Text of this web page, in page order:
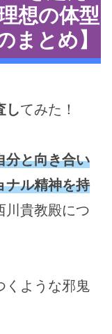
想の体型
まとめ】
してみた！
分と向き合い
ナル精神を持
川貴教殿につ
くような邪鬼